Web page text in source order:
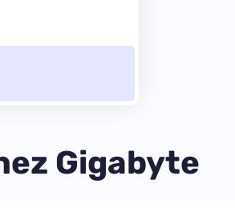
Gigabyte